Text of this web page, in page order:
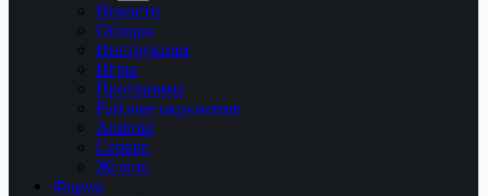
Новости
Обзоры
Инструкции
Игры
Программы
Рабочее окружение
Android
Сервер
Железо
Форум